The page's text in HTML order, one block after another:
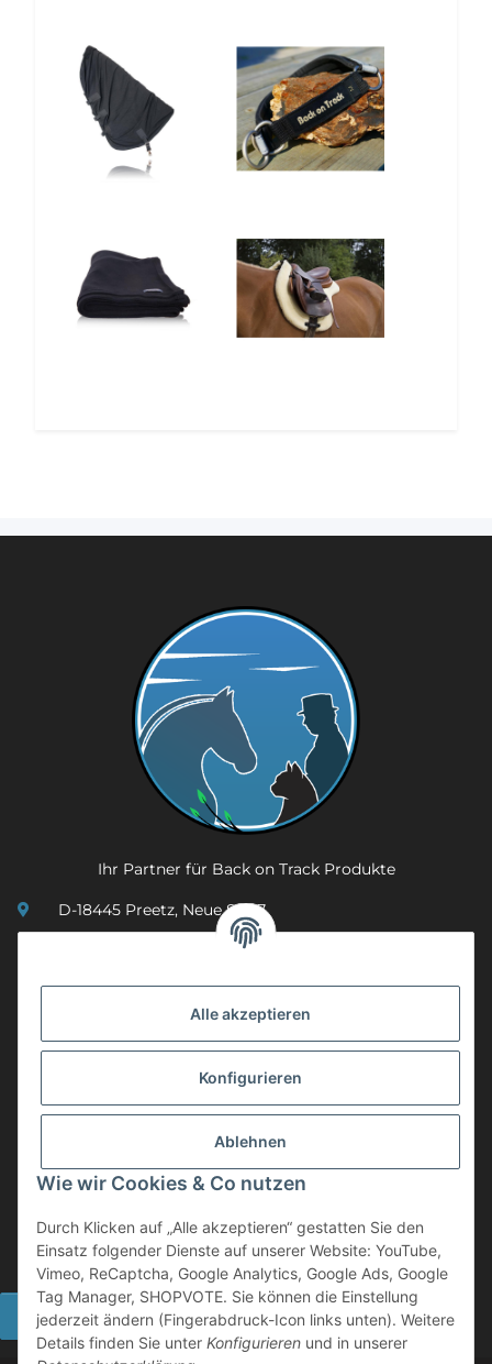
Alle akzeptieren
Konfigurieren
Ablehnen
Wie wir Cookies & Co nutzen
Durch Klicken auf „Alle akzeptieren“ gestatten Sie den
Einsatz folgender Dienste auf unserer Website: YouTube,
Vimeo, ReCaptcha, Google Analytics, Google Ads, Google
Tag Manager, SHOPVOTE. Sie können die Einstellung
jederzeit ändern (Fingerabdruck-Icon links unten). Weitere
Details finden Sie unter Konfigurieren und in unserer
Ihr Partner für Back on Track Produkte
D-18445 Preetz, Neue Str. 7
info@mobility-in-harmony.de
Informationen
Back on Track
ZAHLUNGSMETHODEN
Widerrufsbutton